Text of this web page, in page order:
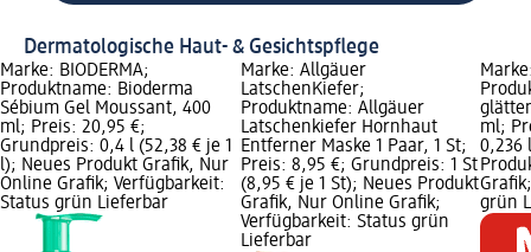
Dermatologische Haut- & Gesichtspflege
Marke: BIODERMA;
Produktname: Bioderma
Sébium Gel Moussant, 400
ml; Preis: 20,95 €;
Grundpreis: 0,4 l (52,38 € je 1
l); Neues Produkt Grafik, Nur
Online Grafik; Verfügbarkeit:
Status grün Lieferbar
Marke: Allgäuer
LatschenKiefer;
Produktname: Allgäuer
Latschenkiefer Hornhaut
Entferner Maske 1 Paar, 1 St;
Preis: 8,95 €; Grundpreis: 1 St
(8,95 € je 1 St); Neues Produkt
Grafik, Nur Online Grafik;
Verfügbarkeit: Status grün
Lieferbar
ml;
0,236
grün